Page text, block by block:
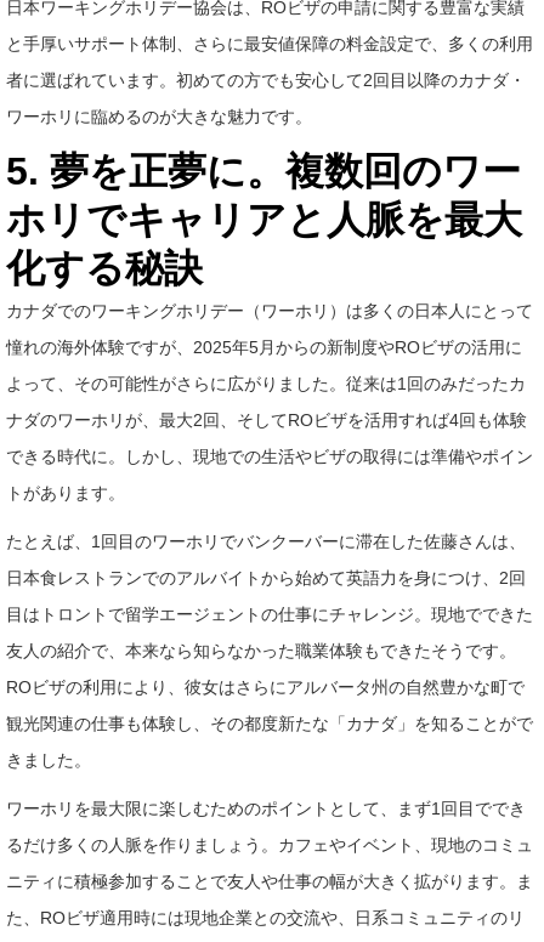
日本ワーキングホリデー協会は、ROビザの申請に関する豊富な実績
と手厚いサポート体制、さらに最安値保障の料金設定で、多くの利用
者に選ばれています。初めての方でも安心して2回目以降のカナダ・
ワーホリに臨めるのが大きな魅力です。
5. 夢を正夢に。複数回のワー
ホリでキャリアと人脈を最大
化する秘訣
カナダでのワーキングホリデー（ワーホリ）は多くの日本人にとって
憧れの海外体験ですが、2025年5月からの新制度やROビザの活用に
よって、その可能性がさらに広がりました。従来は1回のみだったカ
ナダのワーホリが、最大2回、そしてROビザを活用すれば4回も体験
できる時代に。しかし、現地での生活やビザの取得には準備やポイン
トがあります。
たとえば、1回目のワーホリでバンクーバーに滞在した佐藤さんは、
日本食レストランでのアルバイトから始めて英語力を身につけ、2回
目はトロントで留学エージェントの仕事にチャレンジ。現地でできた
友人の紹介で、本来なら知らなかった職業体験もできたそうです。
ROビザの利用により、彼女はさらにアルバータ州の自然豊かな町で
観光関連の仕事も体験し、その都度新たな「カナダ」を知ることがで
きました。
ワーホリを最大限に楽しむためのポイントとして、まず1回目ででき
るだけ多くの人脈を作りましょう。カフェやイベント、現地のコミュ
ニティに積極参加することで友人や仕事の幅が大きく拡がります。ま
た、ROビザ適用時には現地企業との交流や、日系コミュニティのリ